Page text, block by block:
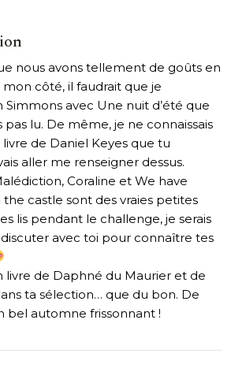
nous avons tellement de goûts en
côté, il faudrait que je
Simmons avec Une nuit d’été que
pas lu. De même, je ne connaissais
de Daniel Keyes que tu
aller me renseigner dessus.
Coraline et We have
the castle sont des vraies petites
lis pendant le challenge, je serais
discuter avec toi pour connaître tes
livre de Daphné du Maurier et de
ta sélection… que du bon. De
bel automne frissonnant !